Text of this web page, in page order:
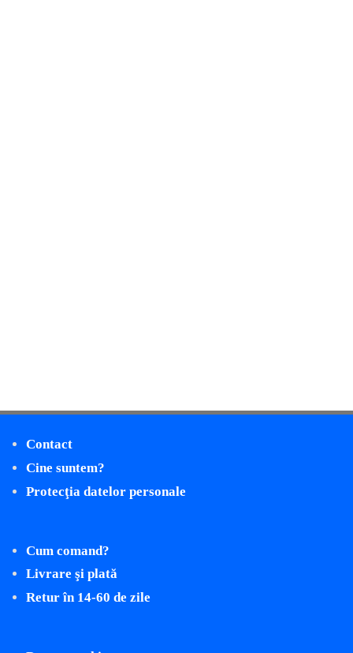
Contact
Cine suntem?
Protecţia datelor personale
Cum comand?
Livrare şi plată
Retur în 14-60 de zile